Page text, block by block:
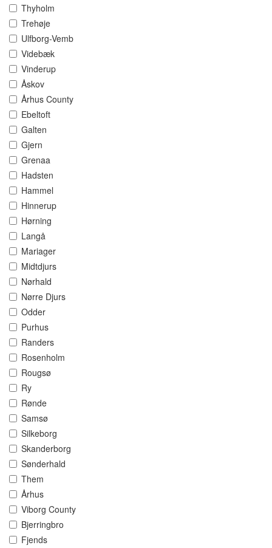
Thyholm
Trehøje
Ulfborg-Vemb
Videbæk
Vinderup
Åskov
Århus County
Ebeltoft
Galten
Gjern
Grenaa
Hadsten
Hammel
Hinnerup
Hørning
Langå
Mariager
Midtdjurs
Nørhald
Nørre Djurs
Odder
Purhus
Randers
Rosenholm
Rougsø
Ry
Rønde
Samsø
Silkeborg
Skanderborg
Sønderhald
Them
Århus
Viborg County
Bjerringbro
Fjends